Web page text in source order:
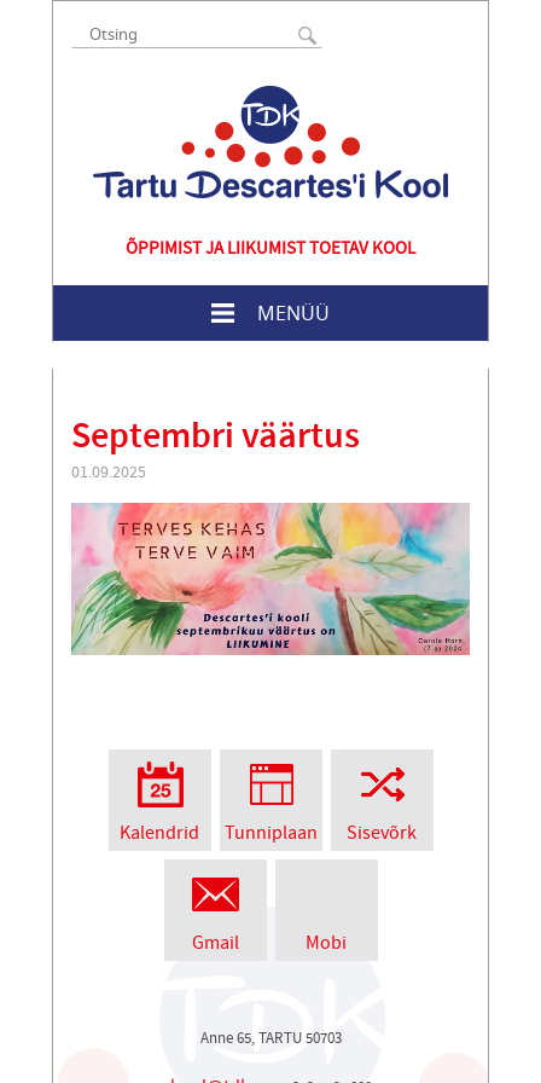
ÕPPIMIST JA LIIKUMIST TOETAV KOOL
MENÜÜ
Septembri väärtus
01.09.2025
Kalendrid Tunniplaan Sisevõrk
Gmail Mobi
Anne 65, TARTU 50703